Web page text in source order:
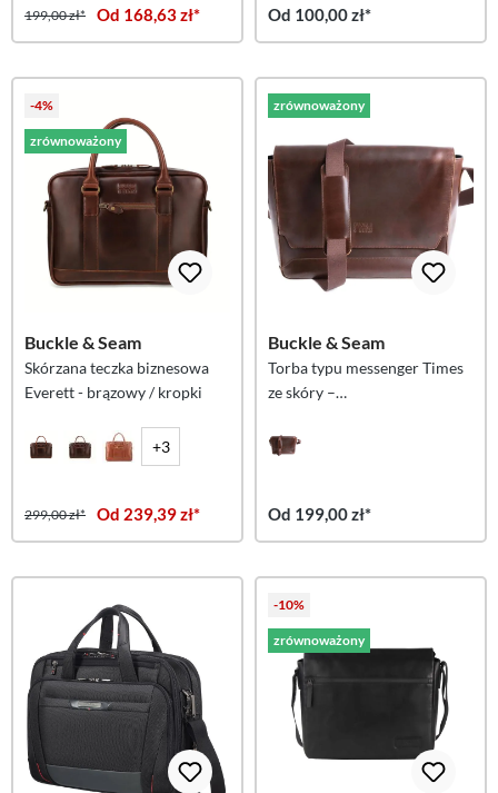
199,00 zł* Od 168,63 zł* Od 100,00 zł*
-4%
zrównoważony
Buckle & Seam
Skórzana teczka biznesowa
Everett - brązowy / kropki
+3
299,00 zł* Od 239,39 zł*
zrównoważony
Buckle & Seam
Torba typu messenger Times
ze skóry –
Od 199,00 zł*
-10%
zrównoważony